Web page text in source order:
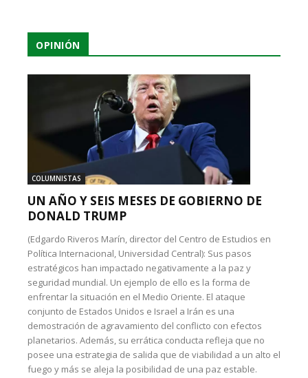
OPINIÓN
COLUMNISTAS
UN AÑO Y SEIS MESES DE GOBIERNO DE
DONALD TRUMP
(Edgardo Riveros Marín, director del Centro de Estudios en
Política Internacional, Universidad Central): Sus pasos
estratégicos han impactado negativamente a la paz y
seguridad mundial. Un ejemplo de ello es la forma de
enfrentar la situación en el Medio Oriente. El ataque
conjunto de Estados Unidos e Israel a Irán es una
demostración de agravamiento del conflicto con efectos
planetarios. Además, su errática conducta refleja que no
posee una estrategia de salida que de viabilidad a un alto el
fuego y más se aleja la posibilidad de una paz estable.